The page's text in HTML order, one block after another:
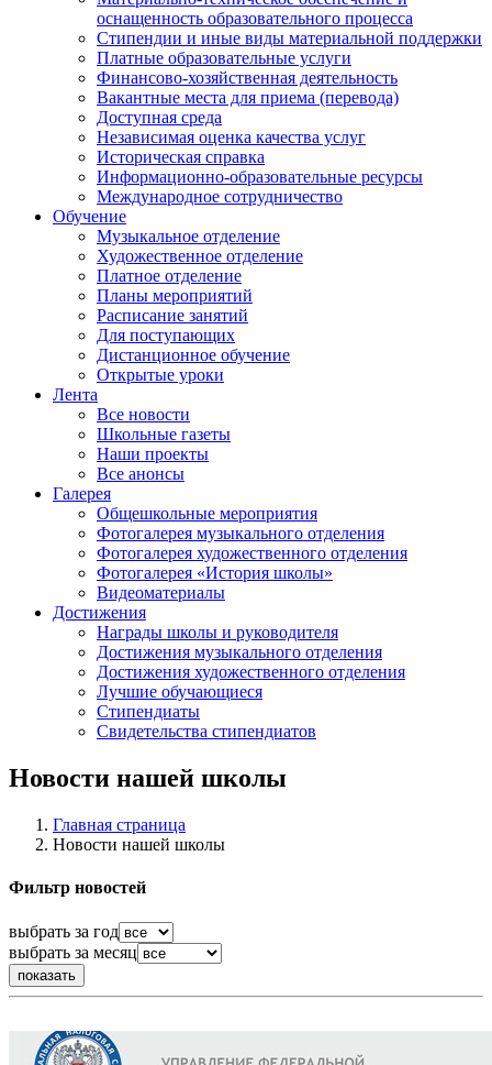
оснащенность образовательного процесса
Стипендии и иные виды материальной поддержки
Платные образовательные услуги
Финансово-хозяйственная деятельность
Вакантные места для приема (перевода)
Доступная среда
Независимая оценка качества услуг
Историческая справка
Информационно-образовательные ресурсы
Международное сотрудничество
Обучение
Музыкальное отделение
Художественное отделение
Платное отделение
Планы мероприятий
Расписание занятий
Для поступающих
Дистанционное обучение
Открытые уроки
Лента
Все новости
Школьные газеты
Наши проекты
Все анонсы
Галерея
Общешкольные мероприятия
Фотогалерея музыкального отделения
Фотогалерея художественного отделения
Фотогалерея «История школы»
Видеоматериалы
Достижения
Награды школы и руководителя
Достижения музыкального отделения
Достижения художественного отделения
Лучшие обучающиеся
Стипендиаты
Свидетельства стипендиатов
Новости нашей школы
Главная страница
Новости нашей школы
Фильтр новостей
выбрать за год
выбрать за месяц